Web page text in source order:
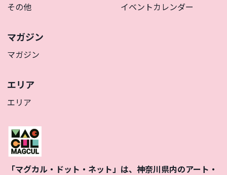
その他
イベントカレンダー
マガジン
マガジン
エリア
エリア
「マグカル・ドット・ネット」は、神奈川県内のアート・